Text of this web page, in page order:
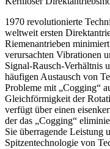
1970 revolutionierte
weltweit ersten
Riemenantrieben
verursachten Vibrationen
Signal-Rausch-Verhältnis
häufigen Austausch von
Probleme mit „Cogging“
Gleichförmigkeit der
verfügt über einen
der das „Cogging“
Sie überragende Leistung
Spitzentechnologie von